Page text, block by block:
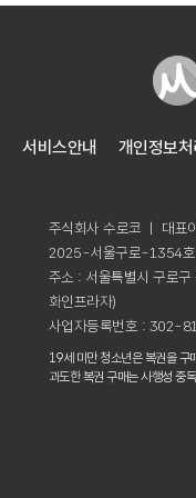
서비스안내 개인정보
주식회사 수로코 ㅣ 대표
2025-서울구로-1354
주소 : 서울특별시 구로
화인프라자)
사업자등록번호 : 302-
19세 미만 청소년은 복권을 구
과도한 복권 구매는 사행성 중